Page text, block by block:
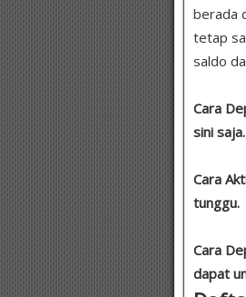
berada
tetap
saldo
Cara
sini saja.
Cara
tunggu.
Cara
dapat